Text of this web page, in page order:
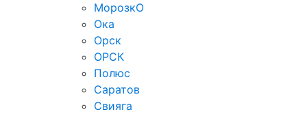
МорозкО
Ока
Орск
ОРСК
Полюс
Саратов
Свияга